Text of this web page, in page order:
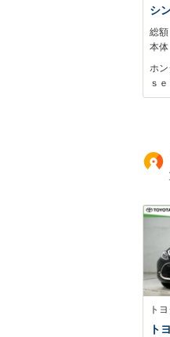
シ
ビ/
ー/
ー
ン
ラ
総額
本体
ホ
ｓ
ト
ト